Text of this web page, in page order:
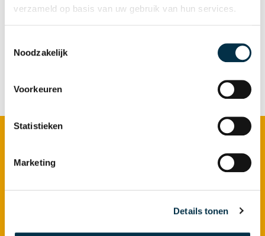
verzameld op basis van uw gebruik van hun services.
Noodzakelijk
Voorkeuren
Statistieken
Marketing
Details tonen
Afstand en nabijheid in de
Footer
Ouderenzorg
Dementie